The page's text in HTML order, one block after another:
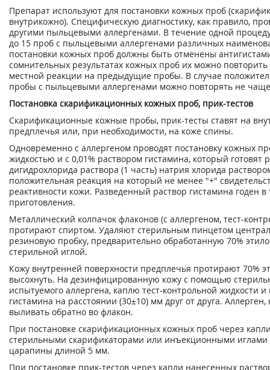
Препарат используют для постановки кожных проб
внутрикожно). Специфическую диагностику, как правило,
другими пыльцевыми аллергенами. В течение одной
до 15 проб с пыльцевыми аллергенами различных
постановки кожных проб должны быть отменены
сомнительных результатах кожных проб их можно повторить
местной реакции на предыдущие пробы. В случае
пробы с пыльцевыми аллергенами можно повторять не
Постановка скарификационных кожных проб, прик-тестов
Скарификационные кожные пробы, прик-тесты ставят на
предплечья или, при необходимости, на коже спины.
Одновременно с аллергеном проводят постановку кожных
жидкостью и с 0,01% раствором гистамина, который готовят
дигидрохлорида раствора (1 часть) натрия хлорида
положительная реакция на который не менее "+"
реактивности кожи. Разведенный раствор гистамина годен
приготовления.
Металлический колпачок флаконов (с аллергеном, тест-
протирают спиртом. Удаляют стерильным пинцетом
резиновую пробку, предварительно обработанную 70%
стерильной иглой.
Кожу внутренней поверхности предплечья протирают 70%
высохнуть. На дезинфицированную кожу с помощью
испытуемого аллергена, каплю тест-контрольной жидкости
гистамина на расстоянии (30±10) мм друг от друга.
выливать обратно во флакон.
При постановке скарификационных кожных проб через
стерильными скарификаторами или инъекционными иглами
царапины длиной 5 мм.
При постановке прик-тестов через капли нанесенных